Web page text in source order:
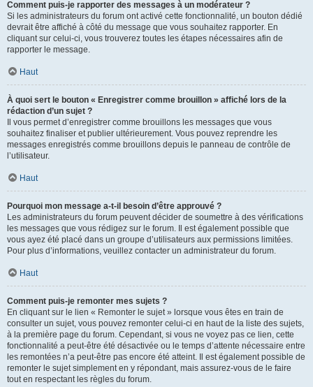
Comment puis-je rapporter des messages à un modérateur ?
Si les administrateurs du forum ont activé cette fonctionnalité, un bouton dédié
devrait être affiché à côté du message que vous souhaitez rapporter. En
cliquant sur celui-ci, vous trouverez toutes les étapes nécessaires afin de
rapporter le message.
Haut
À quoi sert le bouton « Enregistrer comme brouillon » affiché lors de la
rédaction d’un sujet ?
Il vous permet d’enregistrer comme brouillons les messages que vous
souhaitez finaliser et publier ultérieurement. Vous pouvez reprendre les
messages enregistrés comme brouillons depuis le panneau de contrôle de
l’utilisateur.
Haut
Pourquoi mon message a-t-il besoin d’être approuvé ?
Les administrateurs du forum peuvent décider de soumettre à des vérifications
les messages que vous rédigez sur le forum. Il est également possible que
vous ayez été placé dans un groupe d’utilisateurs aux permissions limitées.
Pour plus d’informations, veuillez contacter un administrateur du forum.
Haut
Comment puis-je remonter mes sujets ?
En cliquant sur le lien « Remonter le sujet » lorsque vous êtes en train de
consulter un sujet, vous pouvez remonter celui-ci en haut de la liste des sujets,
à la première page du forum. Cependant, si vous ne voyez pas ce lien, cette
fonctionnalité a peut-être été désactivée ou le temps d’attente nécessaire entre
les remontées n’a peut-être pas encore été atteint. Il est également possible de
remonter le sujet simplement en y répondant, mais assurez-vous de le faire
tout en respectant les règles du forum.